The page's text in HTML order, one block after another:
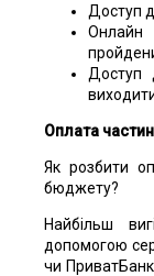
Доступ
Доступ
Оплата
Як розбити
бюджету?
Найбільш
допомогою
чи